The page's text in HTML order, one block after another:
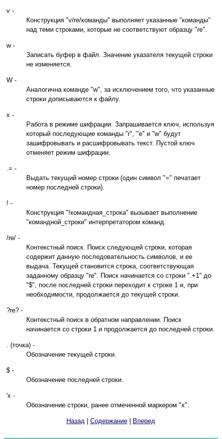
v -
Конструкция "v/re/команды" выполняет указанные "команды"
над теми строками, которые не соответствуют образцу "re".
w -
Записать буфер в файл. Значение указателя текущей строки
не изменяется.
W -
Аналогична команде "w", за исключением того, что указанные
строки дописываются к файлу.
x -
Работа в режиме шифрации. Запрашивается ключ, используя
который последующие команды "r", "е" и "w" будут
зашифровывать и расшифровывать текст. Пустой ключ
отменяет режим шифрации.
.= -
Выдать текущий номер строки (один символ "=" печатает
номер последней строки).
! -
Конструкция "!командная_строка" вызывает выполнение
"командной_строки" интерпретатором команд.
/re/ -
Контекстный поиск. Поиск следующей строки, которая
содержит данную последовательность символов, и ее
выдача. Текущей становится строка, соответствующая
заданному образцу "re". Поиск начинается со строки ".+1" до
"$", после последней строки переходит к строке 1 и, при
необходимости, продолжается до текущей строки.
?re? -
Контекстный поиск в обратном направлении. Поиск
начинается со строки 1 и продолжается до последней строки.
. (точка) -
Обозначение текущей строки.
$ -
Обозначение последней строки.
'x -
Обозначение строки, ранее отмеченной маркером "x".
Назад| Содержание| Вперед